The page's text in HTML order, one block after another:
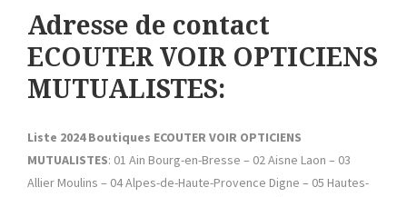
Adresse de contact
ECOUTER VOIR OPTICIENS
MUTUALISTES:
Liste 2024 Boutiques ECOUTER VOIR OPTICIENS
MUTUALISTES: 01 Ain Bourg-en-Bresse – 02 Aisne Laon – 03
Allier Moulins – 04 Alpes-de-Haute-Provence Digne – 05 Hautes-